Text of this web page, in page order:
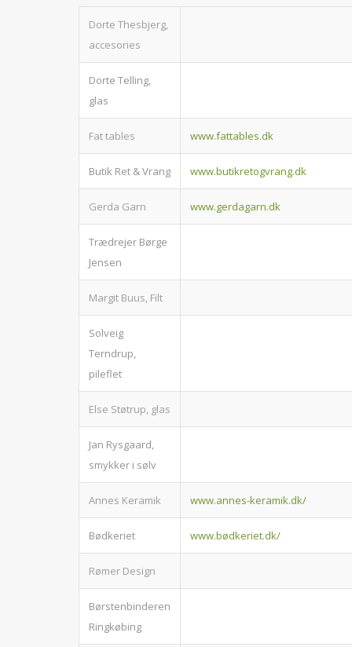
Dorte Thesbjerg,
accesories
Dorte Telling,
glas
Fat tables www.fattables.dk
Butik Ret & Vrang www.butikretogvrang.dk
Gerda Garn www.gerdagarn.dk
Trædrejer Børge
Jensen
Margit Buus, Filt
Solveig
Terndrup,
pileflet
Else Støtrup, glas
Jan Rysgaard,
smykker i sølv
Annes Keramik www.annes-keramik.dk/
Bødkeriet www.bødkeriet.dk/
Rømer Design
Børstenbinderen
Ringkøbing